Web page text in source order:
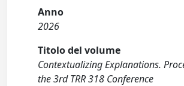
Anno
2026
Titolo del volume
Contextualizing Explanations.
the 3rd TRR 318 Conference